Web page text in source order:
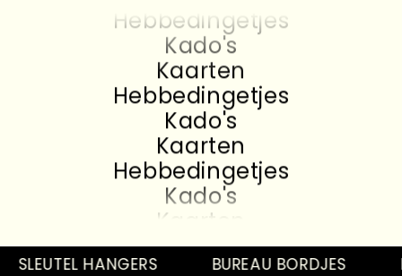
Hebbedingetjes
Kado's
Kaarten
Hebbedingetjes
Kado's
Kaarten
Hebbedingetjes
Kado's
Kaarten
Hebbedingetjes
Kado's
SLEUTEL HANGERS BUREAU BORDJES